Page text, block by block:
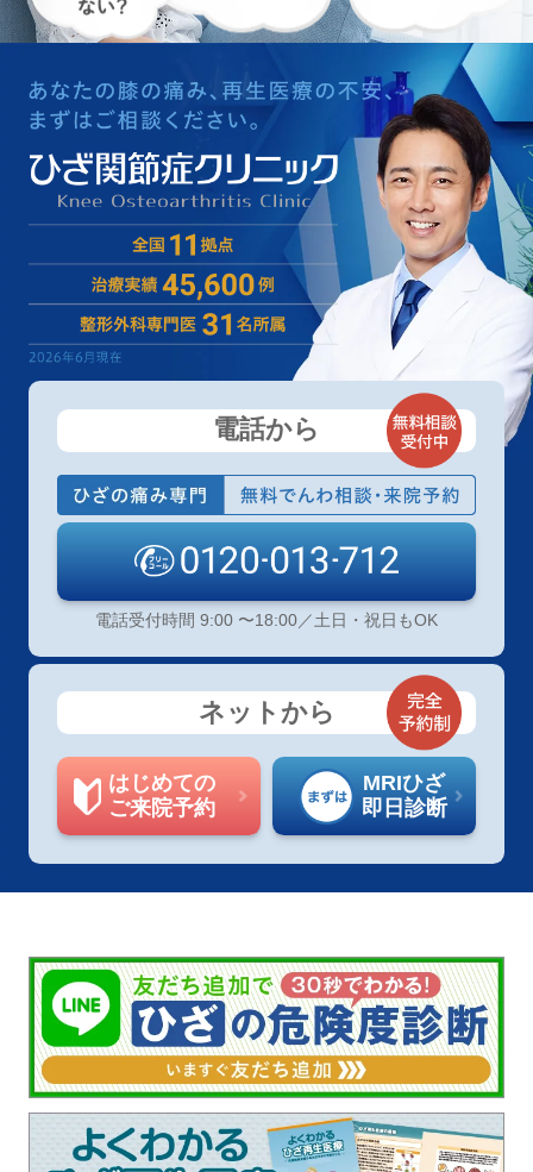
電話から
電話受付時間 9:00 〜18:00／土日・祝日もOK
ネットから
はじめての
ご来院予約
MRIひざ
即日診断